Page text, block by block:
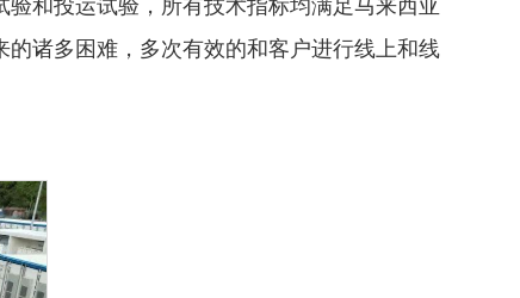
和投运试验，所有技术指标均满足马来西亚
诸多困难，多次有效的和客户进行线上和线